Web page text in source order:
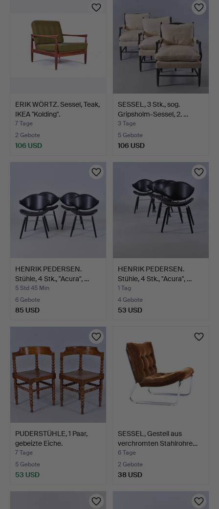
ERIK WÖRTZ. Sessel, Teak,
IKEA "Kolding".
7 Tage
2 Gebote
106 USD
SESSEL, 3 Stk., sog.
Gripsholm-Sessel, 2. …
3 Tage
5 Gebote
106 USD
HENRIK PEDERSEN.
Stühle, 4 Stk., "Acura", …
5 Std 45 Min
6 Gebote
85 USD
HENRIK PEDERSEN.
Stühle, 4 Stk., "Acura", …
1 Tag
4 Gebote
53 USD
PUDERSTÜHLE, 1 Paar,
gebeizte Eiche.
7 Tage
5 Gebote
53 USD
SESSEL, Gestell aus
verchromten Stahlrohre…
6 Tage
2 Gebote
38 USD